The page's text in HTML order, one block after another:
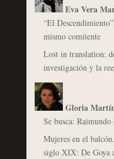
Eva Vera
“El
mismo comitente
Lost in translation:
investigación y la
Gloria
Se busca:
Mujeres en el
siglo XIX: De Goya